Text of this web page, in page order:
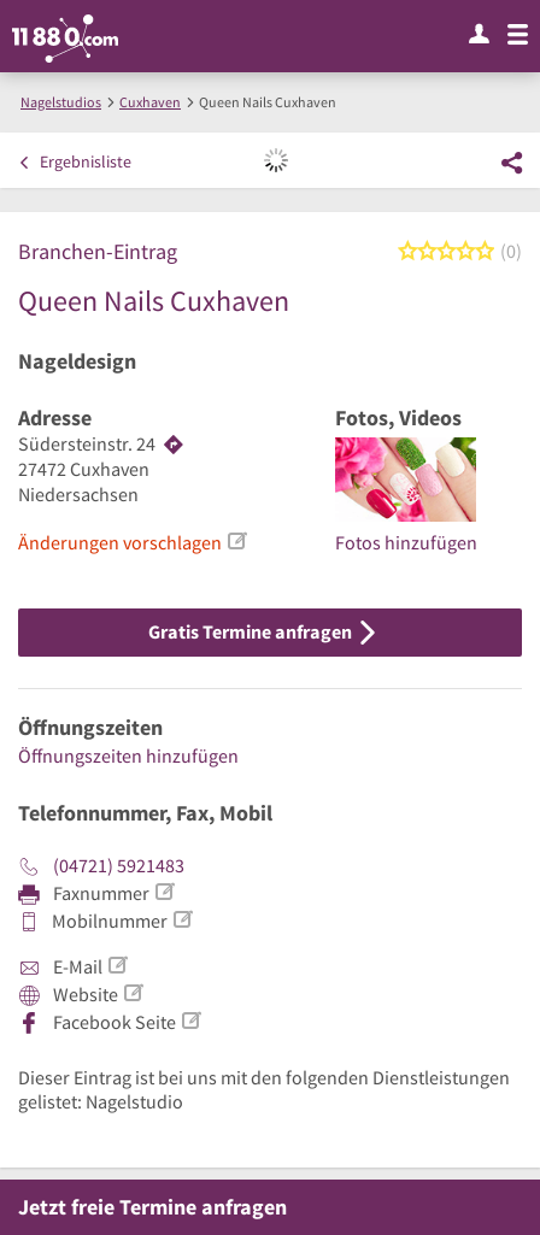
Nagelstudios Cuxhaven Queen Nails Cuxhaven
Ergebnisliste
Branchen-Eintrag 00
Queen Nails Cuxhaven
Nageldesign
Adresse
Südersteinstr. 24
27472Cuxhaven
Niedersachsen
Änderungen vorschlagen
Fotos, Videos
Fotos hinzufügen
Gratis Termine anfragen
Öffnungszeiten
Öffnungszeiten hinzufügen
Telefonnummer, Fax, Mobil
(04721) 5921483
Faxnummer
Mobilnummer
E-Mail
Website
Facebook Seite
Dieser Eintrag ist bei uns mit den folgenden Dienstleistungen
gelistet: Nagelstudio
JetztfreieTermine anfragen